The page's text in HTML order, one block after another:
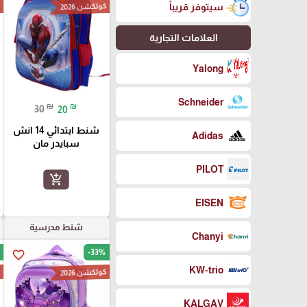
سيتوفر قريباً
العلامات التجارية
Yalong
Schneider
Adidas
PILOT
EISEN
Chanyi
KW-trio
KALGAV
كولكشن 2026
30 ₪ 20 ₪
شنط ابتدائي 14 انش
سبايدر مان
add_shopping_cart
شنط مدرسية
favorite_border -33%
كولكشن 2026